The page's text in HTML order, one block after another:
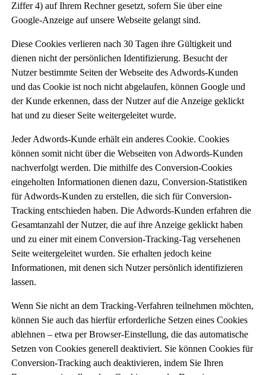
Ziffer 4) auf Ihrem Rechner gesetzt, sofern Sie über eine
Google-Anzeige auf unsere Webseite gelangt sind.
Diese Cookies verlieren nach 30 Tagen ihre Gültigkeit und
dienen nicht der persönlichen Identifizierung. Besucht der
Nutzer bestimmte Seiten der Webseite des Adwords-Kunden
und das Cookie ist noch nicht abgelaufen, können Google und
der Kunde erkennen, dass der Nutzer auf die Anzeige geklickt
hat und zu dieser Seite weitergeleitet wurde.
Jeder Adwords-Kunde erhält ein anderes Cookie. Cookies
können somit nicht über die Webseiten von Adwords-Kunden
nachverfolgt werden. Die mithilfe des Conversion-Cookies
eingeholten Informationen dienen dazu, Conversion-Statistiken
für Adwords-Kunden zu erstellen, die sich für Conversion-
Tracking entschieden haben. Die Adwords-Kunden erfahren die
Gesamtanzahl der Nutzer, die auf ihre Anzeige geklickt haben
und zu einer mit einem Conversion-Tracking-Tag versehenen
Seite weitergeleitet wurden. Sie erhalten jedoch keine
Informationen, mit denen sich Nutzer persönlich identifizieren
lassen.
Wenn Sie nicht an dem Tracking-Verfahren teilnehmen möchten,
können Sie auch das hierfür erforderliche Setzen eines Cookies
ablehnen – etwa per Browser-Einstellung, die das automatische
Setzen von Cookies generell deaktiviert. Sie können Cookies für
Conversion-Tracking auch deaktivieren, indem Sie Ihren